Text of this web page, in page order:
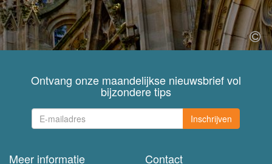
Ontvang onze maandelijkse nieuwsbrief vol
bijzondere tips
Inschrijven
Meer informatie Contact